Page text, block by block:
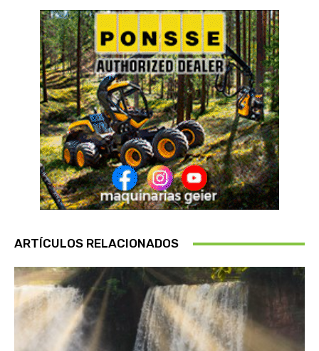
ARTÍCULOS RELACIONADOS